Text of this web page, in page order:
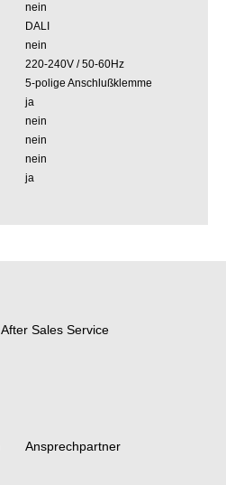
nein
DALI
nein
220-240V / 50-60Hz
5-polige Anschlußklemme
ja
nein
nein
nein
ja
After Sales Service
Ansprechpartner